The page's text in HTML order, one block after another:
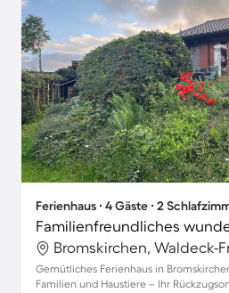
Ferienhaus ∙ 4 Gäste ∙ 2
Gemütliches Ferienhaus in
Familien und Haustiere – Ihr